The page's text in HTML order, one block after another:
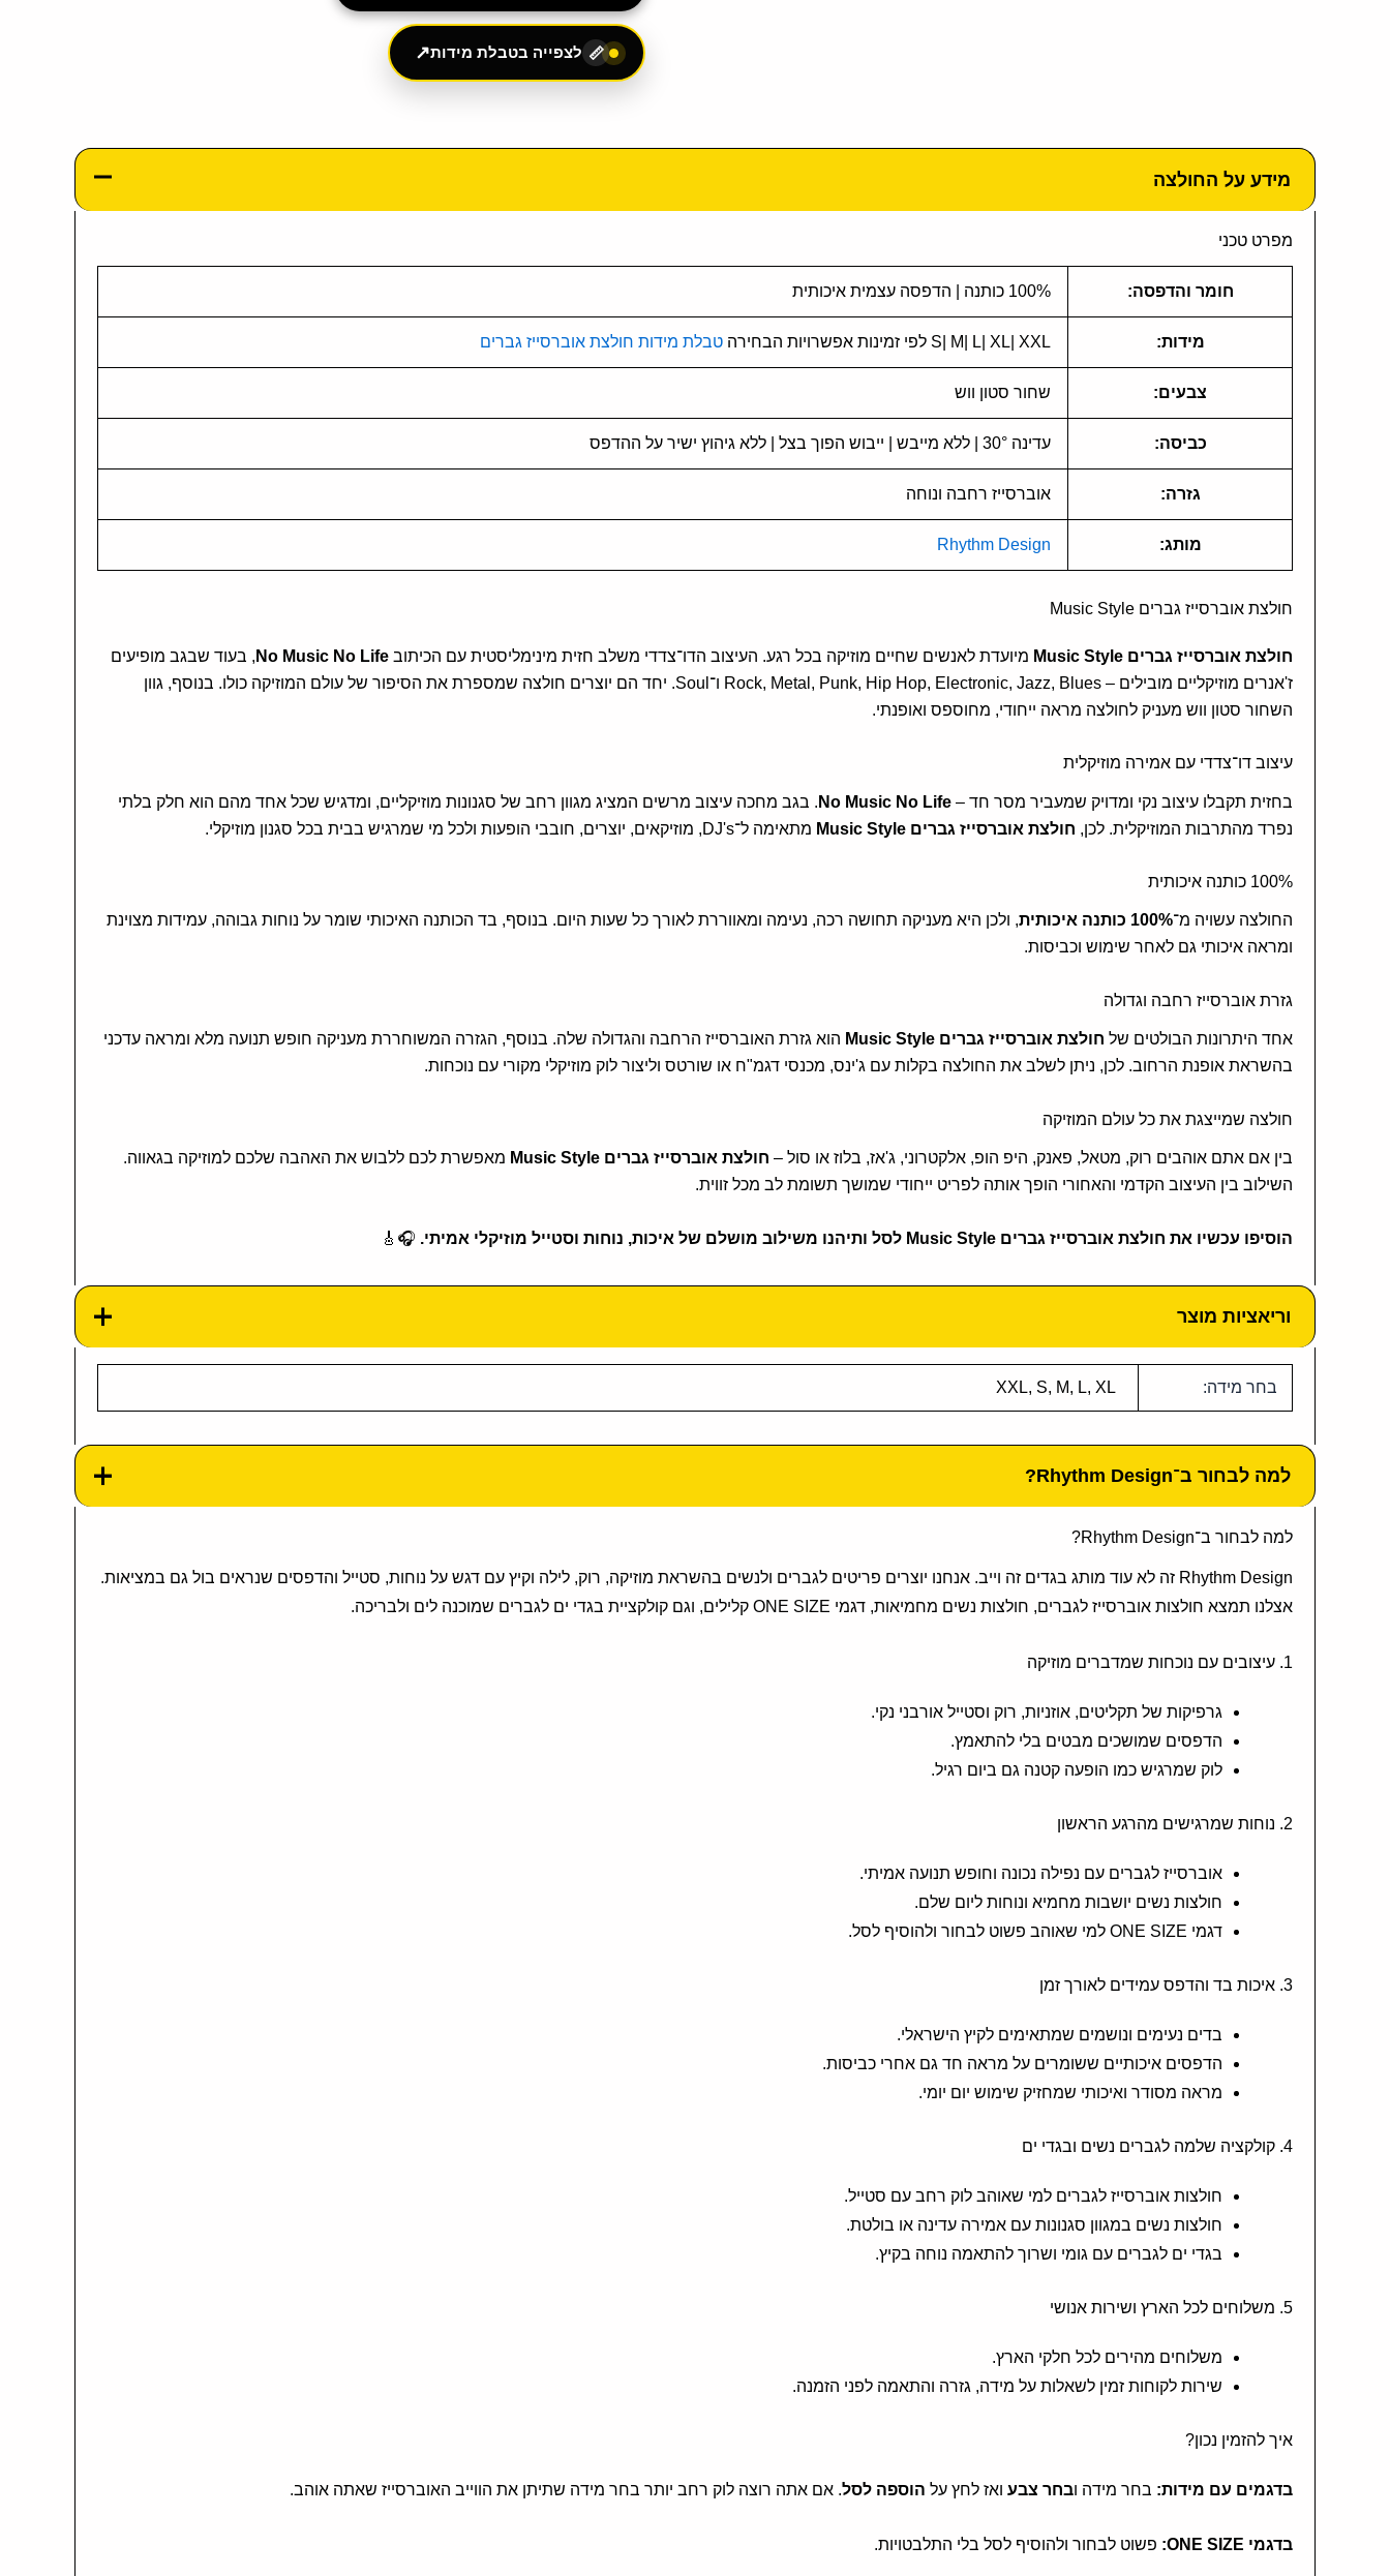
📏 לצפייה בטבלת מידות↗
מידע על החולצה
מפרט טכני
חומר והדפסה: 100% כותנה | הדפסה עצמית איכותית
מידות: S| M| L| XL| XXL לפי זמינות אפשרויות הבחירה טבלת מידות חולצת אוברסייז גברים
צבעים: שחור סטון ווש
כביסה: עדינה 30° | ללא מייבש | ייבוש הפוך בצל | ללא גיהוץ ישיר על ההדפס
גזרה: אוברסייז רחבה ונוחה
מותג: Rhythm Design
חולצת אוברסייז גברים Music Style
חולצת אוברסייז גברים Music Style מיועדת לאנשים שחיים מוזיקה בכל רגע. העיצוב הדו־צדדי משלב חזית מינימליסטית עם הכיתוב No Music No Life , בעוד שבגב מופיעים
ז'אנרים מוזיקליים מובילים – Rock, Metal, Punk, Hip Hop, Electronic, Jazz, Blues ו־Soul. יחד הם יוצרים חולצה שמספרת את הסיפור של עולם המוזיקה כולו. בנוסף, גוון
השחור סטון ווש מעניק לחולצה מראה ייחודי, מחוספס ואופנתי.
עיצוב דו־צדדי עם אמירה מוזיקלית
בחזית תקבלו עיצוב נקי ומדויק שמעביר מסר חד – No Music No Life . בגב מחכה עיצוב מרשים המציג מגוון רחב של סגנונות מוזיקליים, ומדגיש שכל אחד מהם הוא חלק בלתי
נפרד מהתרבות המוזיקלית. לכן, חולצת אוברסייז גברים Music Style מתאימה ל־DJ's, מוזיקאים, יוצרים, חובבי הופעות ולכל מי שמרגיש בבית בכל סגנון מוזיקלי.
100% כותנה איכותית
החולצה עשויה מ־100% כותנה איכותית
, ולכן היא מעניקה תחושה רכה, נעימה ומאווררת לאורך כל שעות היום. בנוסף, בד הכותנה האיכותי שומר על נוחות גבוהה, עמידות מצוינת
ומראה איכותי גם לאחר שימוש וכביסות.
גזרת אוברסייז רחבה וגדולה
אחד היתרונות הבולטים של חולצת אוברסייז גברים Music Style
הוא גזרת האוברסייז הרחבה והגדולה שלה. בנוסף, הגזרה המשוחררת מעניקה חופש תנועה מלא ומראה עדכני
בהשראת אופנת הרחוב. לכן, ניתן לשלב את החולצה בקלות עם ג'ינס, מכנסי דגמ"ח או שורטס וליצור לוק מוזיקלי מקורי עם נוכחות.
חולצה שמייצגת את כל עולם המוזיקה
בין אם אתם אוהבים רוק, מטאל, פאנק, היפ הופ, אלקטרוני, ג'אז, בלוז או סול – חולצת אוברסייז גברים Music Style
מאפשרת לכם ללבוש את האהבה שלכם למוזיקה בגאווה.
השילוב בין העיצוב הקדמי והאחורי הופך אותה לפריט ייחודי שמושך תשומת לב מכל זווית.
הוסיפו עכשיו את חולצת אוברסייז גברים Music Style לסל ותיהנו משילוב מושלם של איכות, נוחות וסטייל מוזיקלי אמיתי. 🎧🎸
וריאציות מוצר
בחר מידה: XXL, S, M, L, XL
למה לבחור ב־Rhythm Design?
למה לבחור ב־Rhythm Design?
Rhythm Design זה לא עוד מותג בגדים זה וייב. אנחנו יוצרים פריטים לגברים ולנשים בהשראת מוזיקה, רוק, לילה וקיץ עם דגש על נוחות, סטייל והדפסים שנראים בול גם במציאות.
אצלנו תמצא חולצות אוברסייז לגברים, חולצות נשים מחמיאות, דגמי ONE SIZE קלילים, וגם קולקציית בגדי ים לגברים שמוכנה לים ולבריכה.
1. עיצובים עם נוכחות שמדברים מוזיקה
גרפיקות של תקליטים, אוזניות, רוק וסטייל אורבני נקי.
הדפסים שמושכים מבטים בלי להתאמץ.
לוק שמרגיש כמו הופעה קטנה גם ביום רגיל.
2. נוחות שמרגישים מהרגע הראשון
אוברסייז לגברים עם נפילה נכונה וחופש תנועה אמיתי.
חולצות נשים יושבות מחמיא ונוחות ליום שלם.
דגמי ONE SIZE למי שאוהב פשוט לבחור ולהוסיף לסל.
3. איכות בד והדפס עמידים לאורך זמן
בדים נעימים ונושמים שמתאימים לקיץ הישראלי.
הדפסים איכותיים ששומרים על מראה חד גם אחרי כביסות.
מראה מסודר ואיכותי שמחזיק שימוש יום יומי.
4. קולקציה שלמה לגברים נשים ובגדי ים
חולצות אוברסייז לגברים למי שאוהב לוק רחב עם סטייל.
חולצות נשים במגוון סגנונות עם אמירה עדינה או בולטת.
בגדי ים לגברים עם גומי ושרוך להתאמה נוחה בקיץ.
5. משלוחים לכל הארץ ושירות אנושי
משלוחים מהירים לכל חלקי הארץ.
שירות לקוחות זמין לשאלות על מידה, גזרה והתאמה לפני הזמנה.
איך להזמין נכון?
בדגמים עם מידות: בחר מידה ובחר צבעואז לחץ על הוספה לסל. אם אתה רוצה לוק רחב יותר בחר מידה שתיתן את הווייב האוברסייז שאתה אוהב.
בדגמי ONE SIZE: פשוט לבחור ולהוסיף לסל בלי התלבטויות.